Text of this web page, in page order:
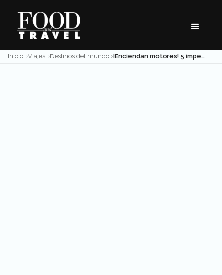
content
Inicio Viajes Destinos del mundo ¡Enciendan motores! 5 imperdibles de la Ruta 66 en Arizona